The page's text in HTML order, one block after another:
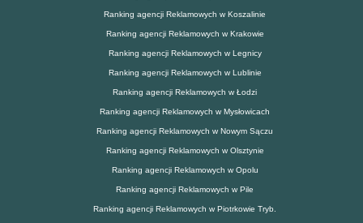
Ranking agencji Reklamowych w Koszalinie
Ranking agencji Reklamowych w Krakowie
Ranking agencji Reklamowych w Legnicy
Ranking agencji Reklamowych w Lublinie
Ranking agencji Reklamowych w Łodzi
Ranking agencji Reklamowych w Mysłowicach
Ranking agencji Reklamowych w Nowym Sączu
Ranking agencji Reklamowych w Olsztynie
Ranking agencji Reklamowych w Opolu
Ranking agencji Reklamowych w Pile
Ranking agencji Reklamowych w Piotrkowie Tryb.